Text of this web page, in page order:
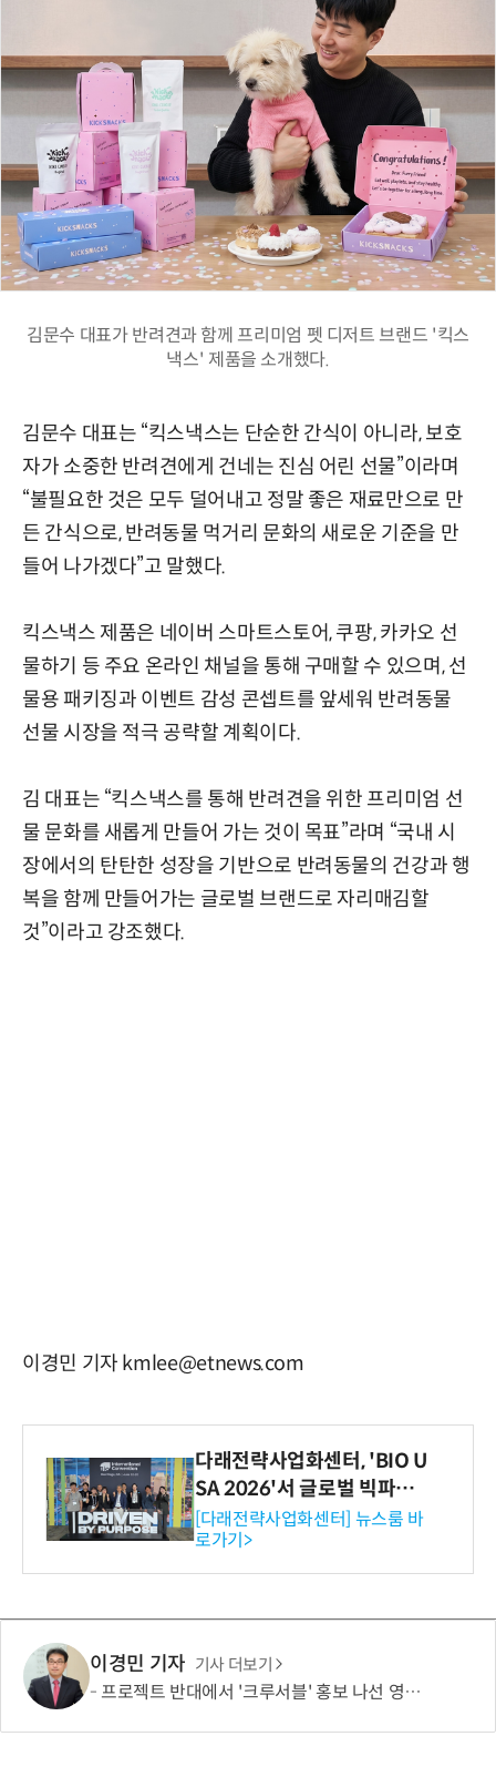
김문수 대표가 반려견과 함께 프리미엄 펫 디저트 브랜드 '킥스
낵스' 제품을 소개했다.
김문수 대표는 “킥스낵스는 단순한 간식이 아니라, 보호
자가 소중한 반려견에게 건네는 진심 어린 선물”이라며
“불필요한 것은 모두 덜어내고 정말 좋은 재료만으로 만
든 간식으로, 반려동물 먹거리 문화의 새로운 기준을 만
들어 나가겠다”고 말했다.
킥스낵스 제품은 네이버 스마트스토어, 쿠팡, 카카오 선
물하기 등 주요 온라인 채널을 통해 구매할 수 있으며, 선
물용 패키징과 이벤트 감성 콘셉트를 앞세워 반려동물
선물 시장을 적극 공략할 계획이다.
김 대표는 “킥스낵스를 통해 반려견을 위한 프리미엄 선
물 문화를 새롭게 만들어 가는 것이 목표”라며 “국내 시
장에서의 탄탄한 성장을 기반으로 반려동물의 건강과 행
복을 함께 만들어가는 글로벌 브랜드로 자리매김할
것”이라고 강조했다.
이경민 기자 kmlee@etnews.com
다래전략사업화센터, 'BIO U
SA 2026'서 글로벌 빅파마
와의 비즈니스 미팅 지원…K
-바이오 해외 진출 교두보 확
보
[다래전략사업화센터] 뉴스룸 바
로가기>
이경민 기자 기사 더보기
프로젝트 반대에서 '크루서블' 홍보 나선 영풍·MBK, '말바꾸기' 이어 '주주권' 논란